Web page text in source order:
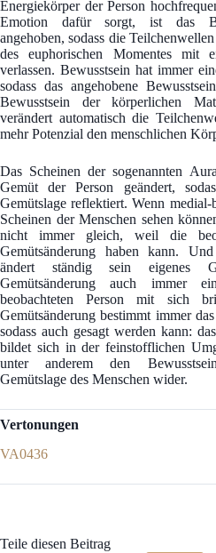
Energiekörper der Person
Emotion dafür sorgt, ist das
angehoben, sodass die
des euphorischen Momentes mit
verlassen. Bewusstsein hat immer
sodass das angehobene
Bewusstsein der körperlichen
verändert automatisch die
mehr Potenzial den menschlichen
Das Scheinen der sogenannten
Gemüt der Person geändert,
Gemütslage reflektiert. Wenn medial-
Scheinen der Menschen sehen
nicht immer gleich, weil die
Gemütsänderung haben kann.
ändert ständig sein eigenes
Gemütsänderung auch immer
beobachteten Person mit sich
Gemütsänderung bestimmt immer
sodass auch gesagt werden kann:
bildet sich in der feinstofflichen
unter anderem den
Gemütslage des Menschen wider.
Vertonungen
VA0436
Teile diesen Beitrag